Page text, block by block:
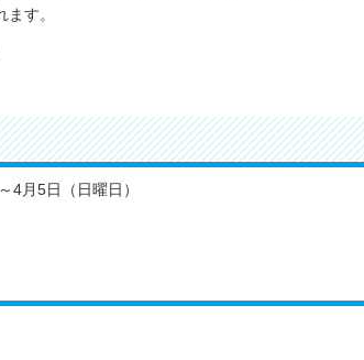
す。
4月5日（日曜日）